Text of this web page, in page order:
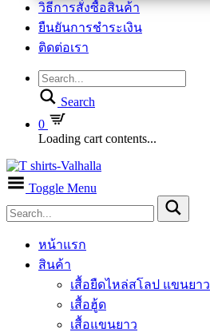
วิธีการสั่งซื้อสินค้า
ยืนยันการชำระเงิน
ติดต่อเรา
Search
0
Loading cart contents...
Toggle Menu
หน้าแรก
สินค้า
เสื้อยืดไหล่สโลป แขนยาว
เสื้อฮู้ด
เสื้อแขนยาว